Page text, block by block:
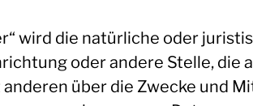
wird die natürliche oder
oder andere Stelle, die
über die Zwecke und